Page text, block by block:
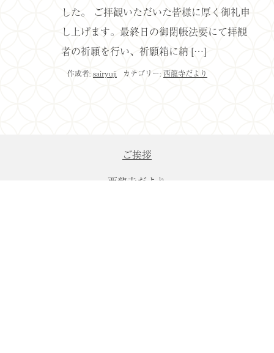
した。 ご拝観いただいた皆様に厚く御礼申
し上げます。最終日の御閉帳法要にて拝観
者の祈願を行い、祈願箱に納 […]
作成者: sairyuji カテゴリー: 西龍寺だより
ご挨拶
西龍寺だより